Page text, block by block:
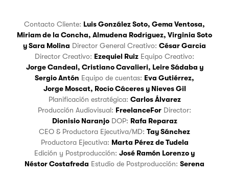
Contacto Cliente: Luis González Soto, Gema Ventosa,
Miriam de la Concha, Almudena Rodríguez, Virginia Soto
ySara Molina Director General Creativo: César García
Director Creativo: Ezequiel Ruiz
Equipo Creativo:
Jorge Candeal, Cristiano Cavalieri, Leire Sádaba y
Sergio Antón
Equipo de cuentas: Eva Gutiérrez,
Jorge Moscat, Rocío Cáceresy Nieves Gil
Planificación estratégica: Carlos Álvarez
Producción Audiovisual: FreelanceFor
Director:
Dionisio Naranjo
DOP: Rafa Reparaz
CEO & Productora Ejecutiva/MD: Tay Sánchez
Productora Ejecutiva: Marta Pérez de Tudela
Edición y Postproducción: José Ramón Lorenzoy
Néstor Costafreda
Estudio de Postproducción: Serena